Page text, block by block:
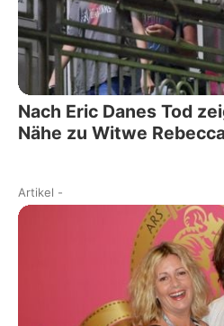
Nach Eric Danes Tod
Nähe zu Witwe
Artikel -